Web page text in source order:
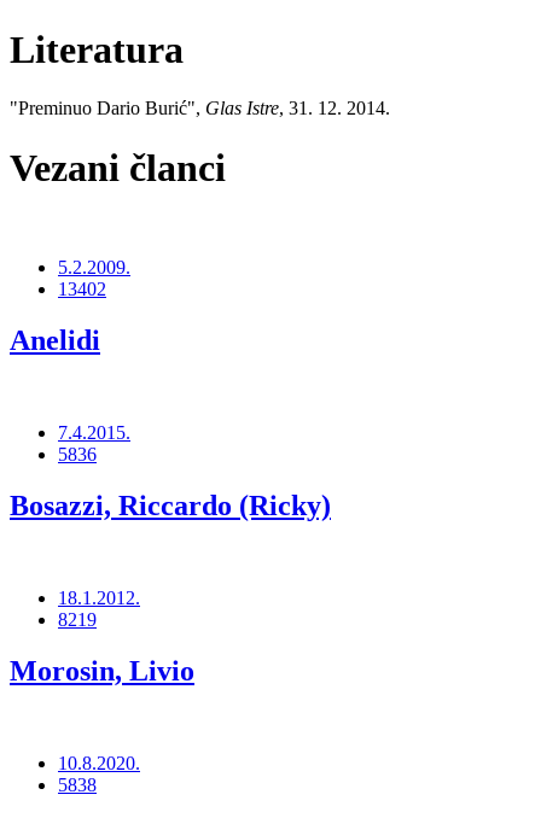
Literatura
"Preminuo Dario Burić", Glas Istre, 31. 12. 2014.
Vezani članci
5.2.2009.
13402
Anelidi
7.4.2015.
5836
Bosazzi, Riccardo (Ricky)
18.1.2012.
8219
Morosin, Livio
10.8.2020.
5838